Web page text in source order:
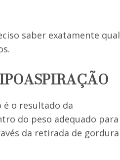
saber exatamente qual
o resultado da
do peso adequado para
da retirada de gordura